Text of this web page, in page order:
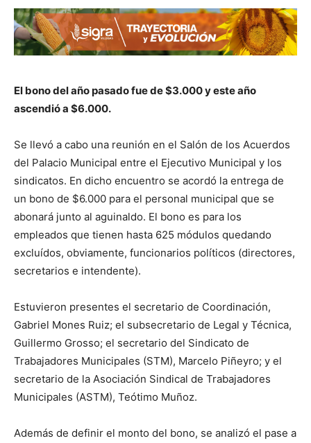
El bono del año pasado fue de $3.000 y este año
ascendió a $6.000.
Se llevó a cabo una reunión en el Salón de los Acuerdos
del Palacio Municipal entre el Ejecutivo Municipal y los
sindicatos. En dicho encuentro se acordó la entrega de
un bono de $6.000 para el personal municipal que se
abonará junto al aguinaldo. El bono es para los
empleados que tienen hasta 625 módulos quedando
excluídos, obviamente, funcionarios políticos (directores,
secretarios e intendente).
Estuvieron presentes el secretario de Coordinación,
Gabriel Mones Ruiz; el subsecretario de Legal y Técnica,
Guillermo Grosso; el secretario del Sindicato de
Trabajadores Municipales (STM), Marcelo Piñeyro; y el
secretario de la Asociación Sindical de Trabajadores
Municipales (ASTM), Teótimo Muñoz.
Además de definir el monto del bono, se analizó el pase a